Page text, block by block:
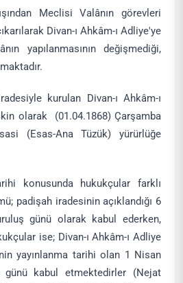
Meclisi Valânın görevleri
Divan-ı Ahkâm-ı Adliye'ye
yapılanmasının değişmediği,
kurulan Divan-ı Ahkâm-ı
olarak (01.04.1868) Çarşamba
(Esas-Ana Tüzük) yürürlüğe
konusunda hukukçular farklı
padişah iradesinin açıklandığı 6
günü olarak kabul ederken,
ise; Divan-ı Ahkâm-ı Adliye
yayınlanma tarihi olan 1 Nisan
kabul etmektedirler (Nejat